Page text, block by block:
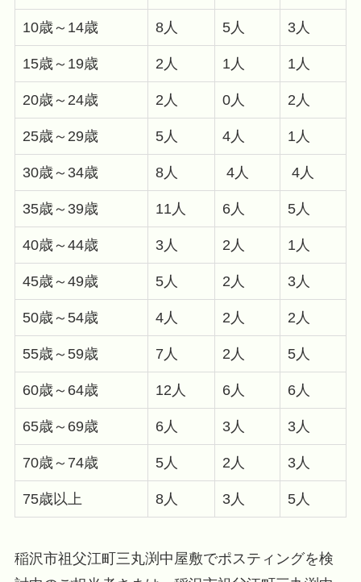
10歳～14歳 8人 5人 3人
15歳～19歳 2人 1人 1人
20歳～24歳 2人 0人 2人
25歳～29歳 5人 4人 1人
30歳～34歳 8人 4人 4人
35歳～39歳 11人 6人 5人
40歳～44歳 3人 2人 1人
45歳～49歳 5人 2人 3人
50歳～54歳 4人 2人 2人
55歳～59歳 7人 2人 5人
60歳～64歳 12人 6人 6人
65歳～69歳 6人 3人 3人
70歳～74歳 5人 2人 3人
75歳以上 8人 3人 5人
稲沢市祖父江町三丸渕中屋敷でポスティングを検